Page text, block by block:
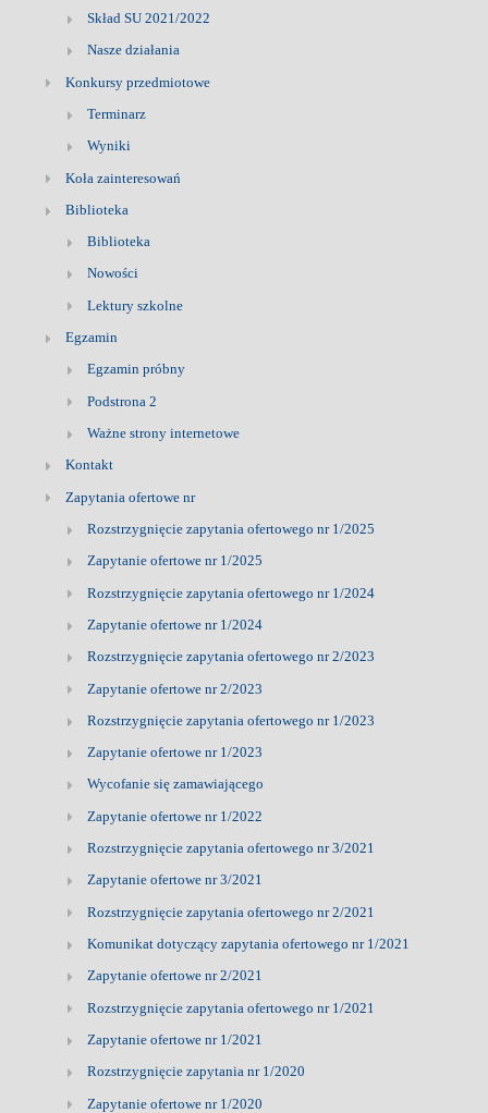
Skład SU 2021/2022
Nasze działania
Konkursy przedmiotowe
Terminarz
Wyniki
Koła zainteresowań
Biblioteka
Biblioteka
Nowości
Lektury szkolne
Egzamin
Egzamin próbny
Podstrona 2
Ważne strony internetowe
Kontakt
Zapytania ofertowe nr
Rozstrzygnięcie zapytania ofertowego nr 1/2025
Zapytanie ofertowe nr 1/2025
Rozstrzygnięcie zapytania ofertowego nr 1/2024
Zapytanie ofertowe nr 1/2024
Rozstrzygnięcie zapytania ofertowego nr 2/2023
Zapytanie ofertowe nr 2/2023
Rozstrzygnięcie zapytania ofertowego nr 1/2023
Zapytanie ofertowe nr 1/2023
Wycofanie się zamawiającego
Zapytanie ofertowe nr 1/2022
Rozstrzygnięcie zapytania ofertowego nr 3/2021
Zapytanie ofertowe nr 3/2021
Rozstrzygnięcie zapytania ofertowego nr 2/2021
Komunikat dotyczący zapytania ofertowego nr 1/2021
Zapytanie ofertowe nr 2/2021
Rozstrzygnięcie zapytania ofertowego nr 1/2021
Zapytanie ofertowe nr 1/2021
Rozstrzygnięcie zapytania nr 1/2020
Zapytanie ofertowe nr 1/2020